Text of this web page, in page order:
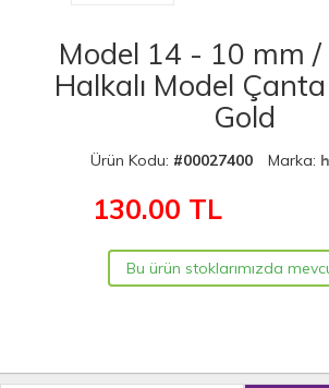
Model 14 - 10 mm
Halkalı Model
Gold
Ürün Kodu: #00027400 Marka:
130.00 TL
Bu ürün stoklarımızda